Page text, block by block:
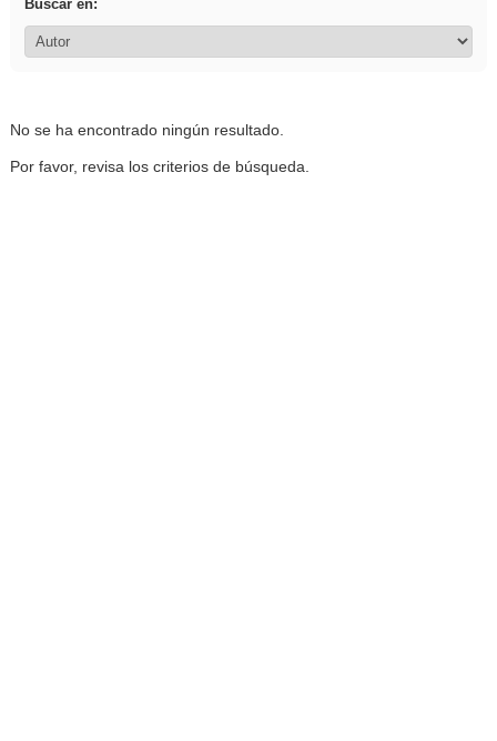
Buscar en:
No se ha encontrado ningún resultado.
Por favor, revisa los criterios de búsqueda.